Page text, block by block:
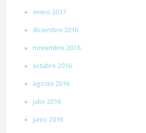
enero 2017
diciembre 2016
noviembre 2016
octubre 2016
agosto 2016
julio 2016
junio 2016